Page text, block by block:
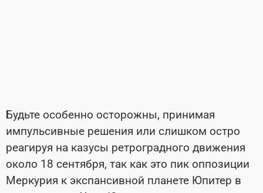
Будьте особенно осторожны, принимая
импульсивные решения или слишком остро
реагируя на казусы ретроградного движения
около 18 сентября, так как это пик оппозиции
Меркурия к экспансивной планете Юпитер в